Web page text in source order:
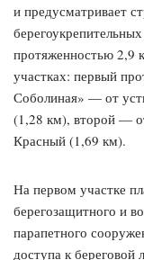
и предусматривает
протяженностью 2,9
участках: первый
Соболиная» — от
(1,28 км), второй —
Красный (1,69 км).
На первом участке
берегозащитного и
парапетного
доступа к